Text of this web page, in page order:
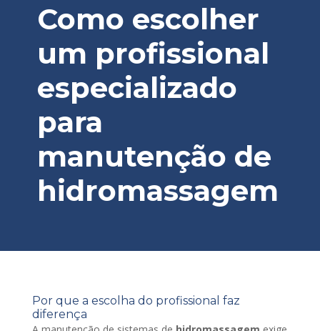
Como escolher
um profissional
especializado
para
manutenção de
hidromassagem
Por que a escolha do profissional faz
diferença